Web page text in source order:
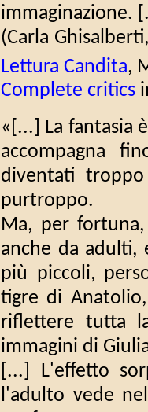
immaginazione.
(Carla
Lettura Candita,
Complete critics
«[...] La fantasia
accompagna
diventati
purtroppo.
Ma, per
anche da adulti,
più piccoli,
tigre di
riflettere tutta
immagini di
[...] L'effetto
l'adulto vede